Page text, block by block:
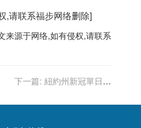
,请联系福步网络删除]
来源于网络,如有侵权,请联系
下一篇: 紐約州新冠單日確
近100